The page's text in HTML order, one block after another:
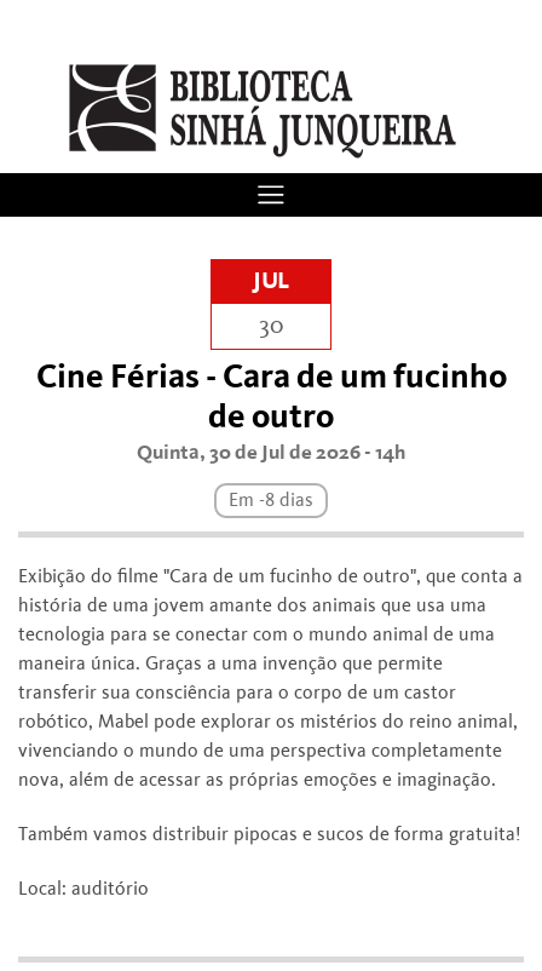
JUL
30
Cine Férias - Cara de um fucinho
de outro
Quinta, 30 de Jul de 2026 - 14h
Em -8 dias
Exibição do filme "Cara de um fucinho de outro", que conta a
história de uma jovem amante dos animais que usa uma
tecnologia para se conectar com o mundo animal de uma
maneira única. Graças a uma invenção que permite
transferir sua consciência para o corpo de um castor
robótico, Mabel pode explorar os mistérios do reino animal,
vivenciando o mundo de uma perspectiva completamente
nova, além de acessar as próprias emoções e imaginação.
Também vamos distribuir pipocas e sucos de forma gratuita!
Local: auditório